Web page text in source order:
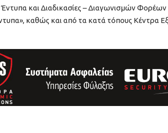
Έντυπα και Διαδικασίες – Διαγωνισμών
καθώς και από τα κατά τόπους Κέντρα